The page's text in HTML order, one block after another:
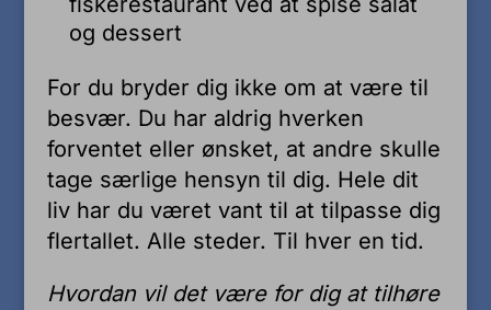
og dessert
For du bryder dig ikke om at være til
besvær. Du har aldrig hverken
forventet eller ønsket, at andre skulle
tage særlige hensyn til dig. Hele dit
liv har du været vant til at tilpasse dig
flertallet. Alle steder. Til hver en tid.
Hvordan vil det være for dig at tilhøre